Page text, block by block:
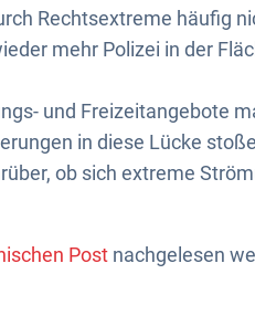
Rechtsextreme häufig
mehr Polizei in der
und Freizeitangebote
in diese Lücke
ob sich extreme
Postnachgelesen